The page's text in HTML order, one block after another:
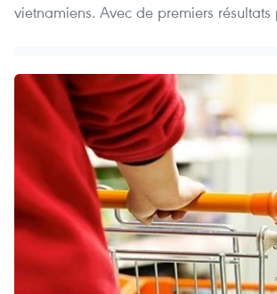
vietnamiens. Avec de premiers résultats